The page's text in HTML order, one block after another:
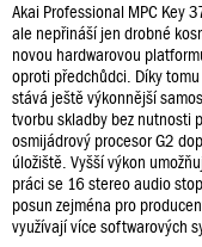
Akai Professional MPC Key
ale nepřináší jen drobné
novou hardwarovou
oproti předchůdci. Díky
stává ještě výkonnější
tvorbu skladby bez nutnosti
osmijádrový procesor G2
úložiště. Vyšší výkon
práci se 16 stereo audio
posun zejména pro
využívají více softwarových